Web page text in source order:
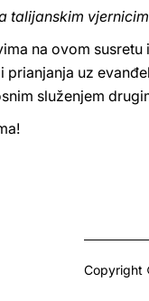
talijanskim
na ovom
prianjanja uz
služenjem
Copyright